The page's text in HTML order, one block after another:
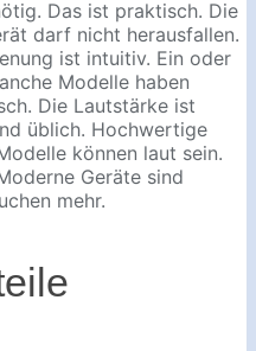
Das ist praktisch. Die
darf nicht herausfallen.
ist intuitiv. Ein oder
Modelle haben
Die Lautstärke ist
üblich. Hochwertige
können laut sein.
Geräte sind
mehr.